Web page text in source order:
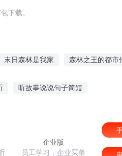
下载。
末日森林是我家 森林之王的都市
听故事说说句子简短
企业版
员工学习，企业买单